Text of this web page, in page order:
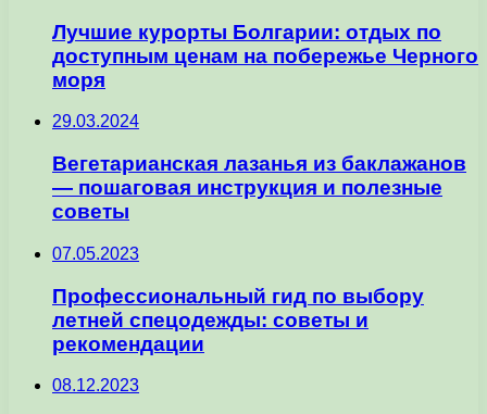
Лучшие курорты Болгарии: отдых по
доступным ценам на побережье Черного
моря
29.03.2024
Вегетарианская лазанья из баклажанов
— пошаговая инструкция и полезные
советы
07.05.2023
Профессиональный гид по выбору
летней спецодежды: советы и
рекомендации
08.12.2023